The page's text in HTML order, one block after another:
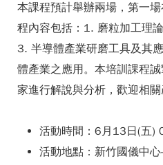
本課程預計舉辦兩場，第一
程內容包括： 1. 磨粒加工理
3. 半導體產業研磨工具及其
體產業之應用。本培訓課程
家進行解說與分析，歡迎相
活動時間：6月13日(五
活動地點：新竹國儀中